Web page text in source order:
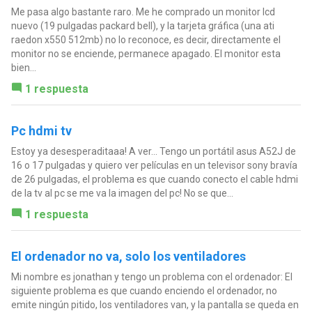
Me pasa algo bastante raro. Me he comprado un monitor lcd
nuevo (19 pulgadas packard bell), y la tarjeta gráfica (una ati
raedon x550 512mb) no lo reconoce, es decir, directamente el
monitor no se enciende, permanece apagado. El monitor esta
bien...
1 respuesta
Pc hdmi tv
Estoy ya desesperaditaaa! A ver... Tengo un portátil asus A52J de
16 o 17 pulgadas y quiero ver películas en un televisor sony bravía
de 26 pulgadas, el problema es que cuando conecto el cable hdmi
de la tv al pc se me va la imagen del pc! No se que...
1 respuesta
El ordenador no va, solo los ventiladores
Mi nombre es jonathan y tengo un problema con el ordenador: El
siguiente problema es que cuando enciendo el ordenador, no
emite ningún pitido, los ventiladores van, y la pantalla se queda en